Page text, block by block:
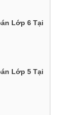
Lớp 6 Tại
Lớp 5 Tại